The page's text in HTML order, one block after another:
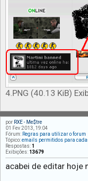
4.PNG (40.13 KiB)
por RXE - Me$tre
01 Fev 2013, 19:04
Fórum: Regras para utilizar o forum
Tópico:emails permitidos para
Respostas: 1
Exibições: 13679
acabei de editar hoje